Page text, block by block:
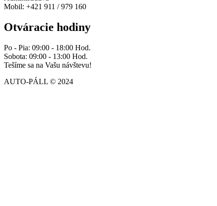
Mobil: +421 911 / 979 160
Otváracie hodiny
Po - Pia: 09:00 - 18:00 Hod.
Sobota: 09:00 - 13:00 Hod.
Tešíme sa na Vašu návštevu!
AUTO-PÁLL © 2024